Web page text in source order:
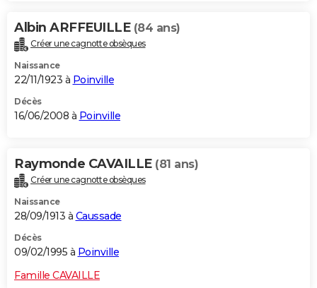
Bricolage
Lifestyle
Culture
Sport
Auto
Television
Voyage
Cinema
Albin ARFFEUILLE (84 ans)
Créer une cagnotte obsèques
Naissance
22/11/1923 à Poinville
Décès
16/06/2008 à Poinville
Raymonde CAVAILLE (81 ans)
Créer une cagnotte obsèques
Naissance
28/09/1913 à Caussade
Décès
09/02/1995 à Poinville
Famille CAVAILLE